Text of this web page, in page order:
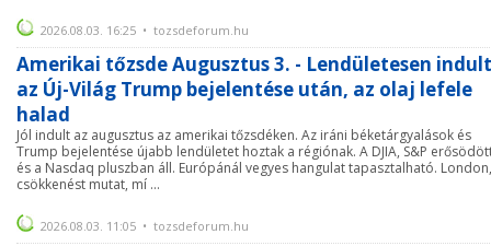
2026.08.03. 16:25 • tozsdeforum.hu
Amerikai tőzsde Augusztus 3. - Lendületesen indult
az Új-Világ Trump bejelentése után, az olaj lefele
halad
Jól indult az augusztus az amerikai tőzsdéken. Az iráni béketárgyalások és
Trump bejelentése újabb lendületet hoztak a régiónak. A DJIA, S&P
és a Nasdaq pluszban áll. Európánál vegyes hangulat tapasztalható. London,
csökkenést mutat, mí ...
2026.08.03. 11:05 • tozsdeforum.hu